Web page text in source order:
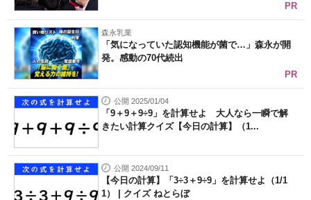
PR
森永乳業
「気になっていた認知機能が菌で…」森永が開
発。感動の70代続出
PR
公開 2025/01/04
「9＋9＋9÷9」を計算せよ 大人なら一瞬で解
きたい計算クイズ【今日の計算】（1...
公開 2024/09/11
【今日の計算】「3÷3＋9÷9」を計算せよ（1/1
1） | クイズ ねとらぼ